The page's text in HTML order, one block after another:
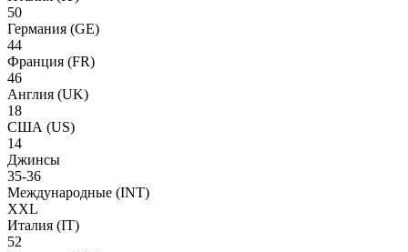
50
Германия (GE)
44
Франция (FR)
46
Англия (UK)
18
США (US)
14
Джинсы
35-36
Международные (INT)
XXL
Италия (IT)
52